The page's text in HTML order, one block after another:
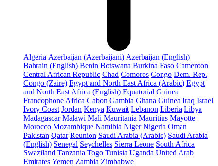
Algeria Azerbaijan (Azerbaijani) Azerbaijan (English)
Bahrain (English) Benin Botswana Burkina Faso Cameroon
Central African Republic Chad Comoros Congo Dem. Rep.
Congo (Zaire) Egypt and North East Africa (Arabic) Egypt
and North East Africa (English) Equatorial Guinea
Francophone Africa Gabon Gambia Ghana Guinea Iraq Israel
Ivory Coast Jordan Kenya Kuwait Lebanon Liberia Libya
Madagascar Malawi Mali Mauritania Mauritius Mayotte
Morocco Mozambique Namibia Niger Nigeria Oman
Pakistan Qatar Reunion Saudi Arabia (Arabic) Saudi Arabia
(English) Senegal Seychelles Sierra Leone South Africa
Swaziland Tanzania Togo Tunisia Uganda United Arab
Emirates Yemen Zambia Zimbabwe